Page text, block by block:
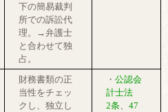
下の簡易裁判
所での訴訟代
理。→弁護士
と合わせて独
占。
財務書類の正
当性をチェッ
クし、独立し
・ 公認会
計士法
2条
47